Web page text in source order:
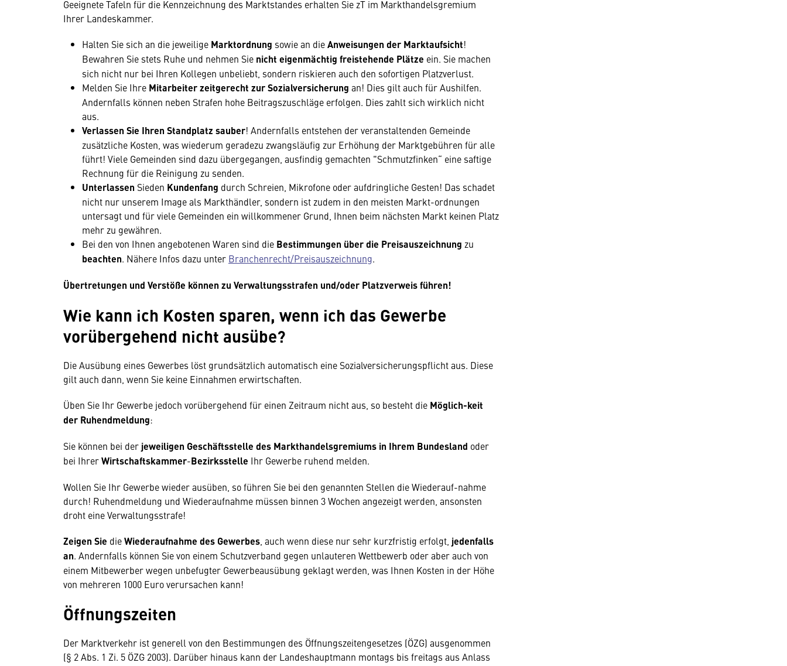
Geeignete Tafeln für die Kennzeichnung des Marktstandes erhalten Sie zT im Markthandelsgremium
Ihrer Landeskammer.
Halten Sie sich an die jeweilige Marktordnung sowie an dieAnweisungen der Markt­aufsicht!
Bewahren Sie stets Ruhe und nehmen Sie nicht eigenmächtig freistehende Plätze ein. Sie machen
sich nicht nur bei Ihren Kollegen unbeliebt, sondern riskieren auch den sofortigen Platzverlust.
Melden Sie Ihre Mitarbeiterzeitgerecht zur Sozialversicherung an! Dies gilt auch für Aus­hilfen.
Andernfalls können neben Strafen hohe Beitragszuschläge erfolgen. Dies zahlt sich wirklich nicht
aus.
Verlassen Sie Ihren Standplatz sauber! Andernfalls entstehen der veranstaltenden Gemeinde
zusätzliche Kosten, was wiederum geradezu zwangsläufig zur Erhöhung der Marktgebühren für alle
führt! Viele Gemeinden sind dazu übergegangen, ausfindig gemachten "Schmutzfinken“ eine saftige
Rechnung für die Reinigung zu senden.
Unterlassen Sieden Kundenfang durch Schreien, Mikrofone oder aufdringliche Gesten! Das schadet
nicht nur unserem Image als Markthändler, sondern ist zudem in den meisten Markt-ordnungen
untersagt und für viele Gemeinden ein willkommener Grund, Ihnen beim nächsten Markt keinen Platz
mehr zu gewähren.
Bei den von Ihnen angebotenen Waren sind die Bestimmungen über die Preisauszeich­nung zu
beachten. Nähere Infos dazu unter Branchenrecht/Preisauszeichnung.
Übertretungen und Verstöße können zu Verwaltungsstrafen und/oder Platzverweis führen!
Wie kann ich Kosten sparen, wenn ich das Gewerbe
vorübergehend nicht ausübe?
Die Ausübung eines Gewerbes löst grundsätzlich automatisch eine Sozialversicherungspflicht aus. Diese
gilt auch dann, wenn Sie keine Einnahmen erwirtschaften.
Üben Sie Ihr Gewerbe jedoch vorübergehend für einen Zeitraum nicht aus, so besteht die Möglich-keit
der Ruhendmeldung:
Sie können bei der jeweiligen Geschäftsstelle des Markthandelsgremiums in Ihrem Bundesland oder
bei IhrerWirtschaftskammer-Bezirksstelle Ihr Gewerbe ruhend melden.
Wollen Sie Ihr Gewerbe wieder ausüben, so führen Sie bei den genannten Stellen die Wiederauf-nahme
durch! Ruhendmeldung und Wiederaufnahme müssen binnen 3 Wochen angezeigt werden, ansonsten
droht eine Verwaltungsstrafe!
Zeigen Sie dieWiederaufnahme des Gewerbes , auch wenn diese nur sehr kurzfristig erfolgt, jedenfalls
an. Andernfalls können Sie von einem Schutzverband gegen unlauteren Wettbewerb oder aber auch von
einem Mitbewerber wegen unbefugter Gewerbeausübung geklagt werden, was Ihnen Kosten in der Höhe
von mehreren 1000 Euro verursachen kann!
Öffnungszeiten
Der Marktverkehr ist generell von den Bestimmungen des Öffnungszeitengesetzes (ÖZG) ausgenommen
(§ 2 Abs. 1 Zi. 5 ÖZG 2003). Darüber hinaus kann der Landeshauptmann montags bis freitags aus Anlass